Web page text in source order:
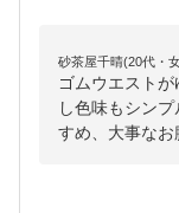
砂茶屋千晴(20代・
ゴムウエスト
し色味もシン
すめ、大事なお